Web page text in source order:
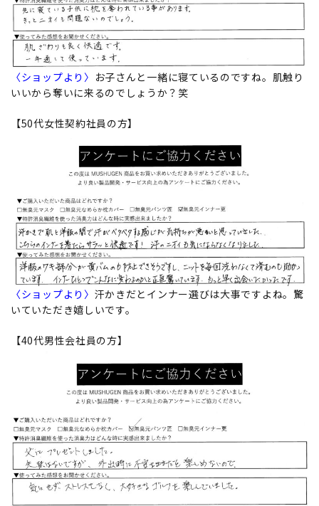
〈ショップより〉 お子さんと一緒に寝ているのですね。肌触り
いいから奪いに来るのでしょうか？笑
【50代女性契約社員の方】
〈ショップより〉 汗かきだとインナー選びは大事ですよね。驚
いていただき嬉しいです。
【40代男性会社員の方】